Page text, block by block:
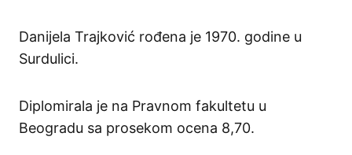
Danijela Trajković rođena je 1970. godine u
Surdulici.
Diplomirala je na Pravnom fakultetu u
Beogradu sa prosekom ocena 8,70.